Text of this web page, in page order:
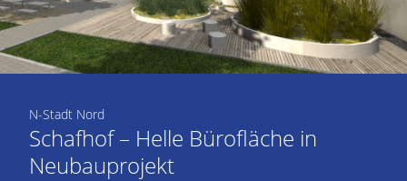
N-Stadt Nord
Schafhof – Helle Bürofläche in
Neubauprojekt